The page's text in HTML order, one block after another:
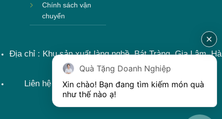
Chính sách vận
chuyển
Địa chỉ : Khu sản xuất làng nghề, Bát Tràng, Gia Lâm, Hà
Nội, Việt Nam
Liên hệ : 0915599363 Email: lienhe@khoqua.vn
Quà Tặng Doanh Nghiệp
Xin chào! Bạn đang tìm kiếm món quà
như thế nào ạ!